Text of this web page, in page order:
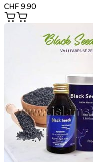
CHF 9.90